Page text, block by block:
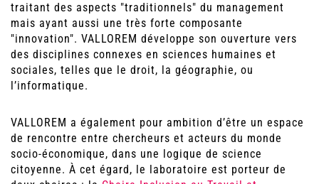
traitant des aspects "traditionnels" du management
mais ayant aussi une très forte composante
"innovation". VALLOREM développe son ouverture vers
des disciplines connexes en sciences humaines et
sociales, telles que le droit, la géographie, ou
l’informatique.
VALLOREM a également pour ambition d’être un espace
de rencontre entre chercheurs et acteurs du monde
socio-économique, dans une logique de science
citoyenne. À cet égard, le laboratoire est porteur de